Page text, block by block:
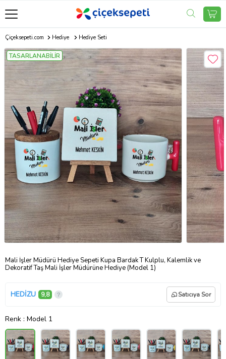
Çiçeksepeti.com Hediye Hediye Seti
TASARLANABİLİR
Mali İşler Müdürü Hediye Sepeti Kupa Bardak T Kulplu, Kalemlik ve
Dekoratif Taş Mali İşler Müdürüne Hediye (Model 1)
HEDİZU 9,8 Satıcıya Sor
Renk : Model 1